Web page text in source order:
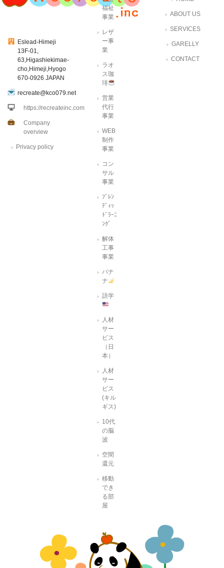
Eslead-Himeji
13F-01,
63,Higashiekimae-
cho,Himeji,Hyogo
670-0926 JAPAN
recreate@kco079.net
https://recreateinc.com
Company
overview
Privacy policy
福祉
事業
レザ
ー事
業
ラオ
ス珈
琲
営業
代行
事業
WEB
制作
事業
コン
サル
事業
ﾌﾞﾚﾝ
ﾃﾞｨｯ
ﾄﾞﾗｰﾆ
ﾝｸﾞ
解体
工事
事業
バナ
ナ
語学
人材
サー
ビス
（日
本）
人材
サー
ビス
(キル
ギス)
10代
の脳
波
空間
還元
移動
でき
る部
屋
ABOUT US
SERVICES
GARELLY
CONTACT